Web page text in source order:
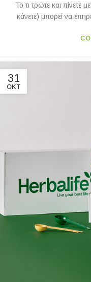
Το τι τρώτε και πίνετε
κάνετε) μπορεί να
31
ΟΚΤ